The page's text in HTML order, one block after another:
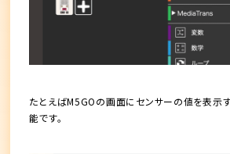
たとえばM5GOの画面にセンサーの値を表示
能です。